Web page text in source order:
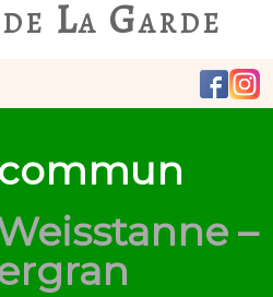
La Garde
–